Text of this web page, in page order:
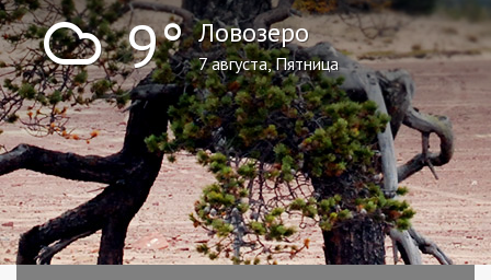
! 9° Ловозеро
7 августа, Пятница